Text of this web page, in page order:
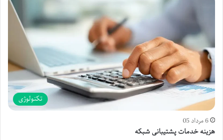
تکنولوژی
6 مرداد 05
هزینه خدمات پشتیبانی شبکه